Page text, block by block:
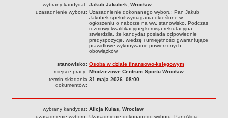
Rejestr wniosków o udostępnienie informacji publicznej
Platforma zakupowa
Plan postepowań o udzielenie zamówień na rok 2026
SPRAWOZDANIA
Sprawozdania finansowe 2020
Sprawozdania finansowe 2021
wybrany kandydat: Jakub Jakubek, Wrocław
uzasadnienie wyboru: Uzasadnienie dokonanego wyboru: Pan Jakub
Jakubek spełnił wymagania określone w
ogłoszeniu o naborze na ww. stanowisko. Podczas
rozmowy kwalifikacyjnej komisja rekrutacyjna
stwierdziła, że kandydat posiada odpowiednie
predyspozycje, wiedzę i umiejętności gwarantujące
prawidłowe wykonywanie powierzonych
obowiązków.
stanowisko: Osoba w dziale finansowo-księgowym
miejsce pracy: Młodzieżowe Centrum Sportu Wrocław
termin składania
dokumentów:
31 maja 2026 08:00
wybrany kandydat: Alicja Kulas, Wrocław
uzasadnienie wyboru: Uzasadnienie dokonanego wyboru: Pani Alicja